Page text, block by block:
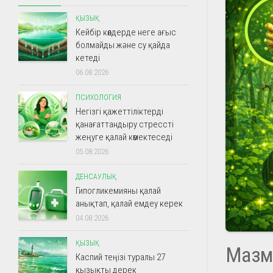
ҚЫЗЫҚ
Кейбір көлдерде неге ағыс
болмайды және су қайда
кетеді
06.08.2026
ПСИХОЛОГИЯ
Негізгі қажеттіліктерді
қанағаттандыру стрессті
жеңуге қалай көмектеседі
05.08.2026
ДЕНСАУЛЫҚ
Гипогликемияны қалай
анықтап, қалай емдеу керек
04.08.2026
ҚЫЗЫҚ
Каспий теңізі туралы 27
қызықты дерек